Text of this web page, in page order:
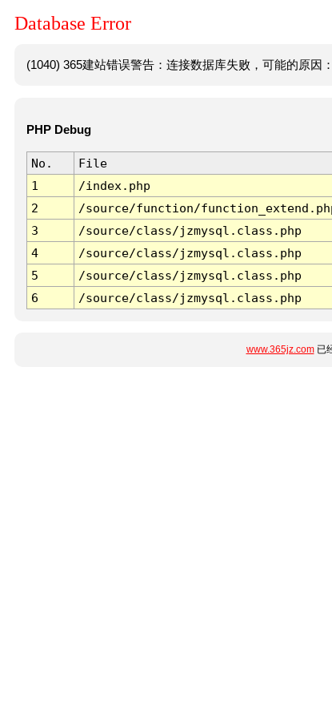
Database Error
(1040) 365建站错误警告：连接数据库失败，可能的原因
PHP Debug
No. File
1
/index.php
2
/source/function/
3
/source/class/jzmysql.class.php
4
/source/class/jzmysql.class.php
5
/source/class/jzmysql.class.php
6
/source/class/jzmysql.class.php
www.365jz.com已